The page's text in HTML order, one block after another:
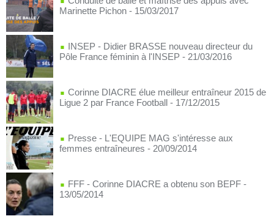
Marinette Pichon - 15/03/2017
INSEP - Didier BRASSE nouveau directeur du
Pôle France féminin à l'INSEP - 21/03/2016
Corinne DIACRE élue meilleur entraîneur 2015 de
Ligue 2 par France Football - 17/12/2015
Presse - L'EQUIPE MAG s'intéresse aux
femmes entraîneures - 20/09/2014
FFF - Corinne DIACRE a obtenu son BEPF -
13/05/2014